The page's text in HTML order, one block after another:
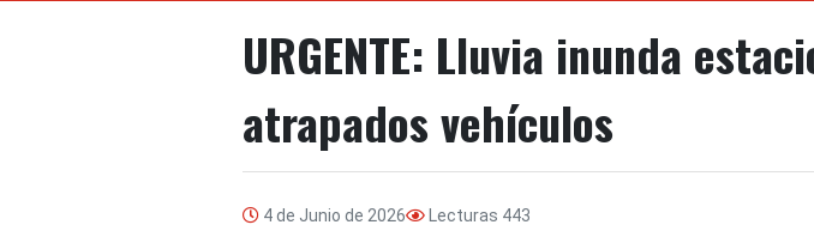
URGENTE: Lluvia inunda
atrapados vehículos
4 de Junio de 2026 Lecturas 443